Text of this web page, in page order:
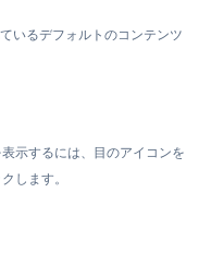
いるデフォルトのコンテンツ
示するには、目のアイコンを
します。